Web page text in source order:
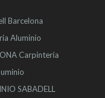
Barcelona
Aluminio
Carpinteria
SABADELL